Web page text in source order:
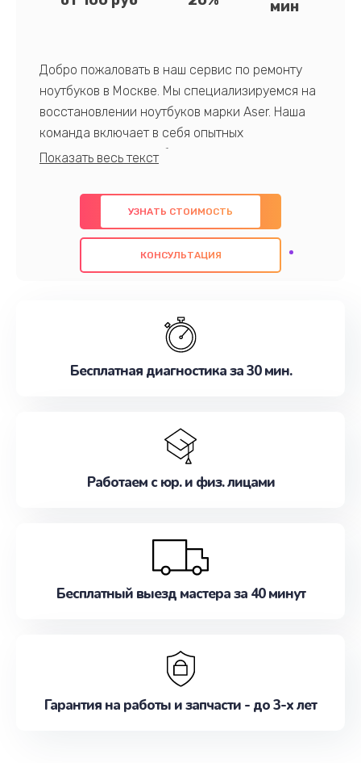
мин
Добро пожаловать в наш сервис по ремонту
ноутбуков в Москве. Мы специализируемся на
восстановлении ноутбуков марки Aser. Наша
команда включает в себя опытных
профессионалов с обширными знаниями и
предлагаем быстрый и качественный ремонт с
использованием оригинальных компонентов, а
также гарантируем качество всех
проведенных работ. Наша цель - предоставить
наилучшим образом. Не медлите записаться на
УЗНАТЬ СТОИМОСТЬ
КОНСУЛЬТАЦИЯ
Бесплатная диагностика за 30 мин.
Работаем с юр. и физ. лицами
Бесплатный выезд мастера за 40 минут
Гарантия на работы и запчасти - до 3-х лет